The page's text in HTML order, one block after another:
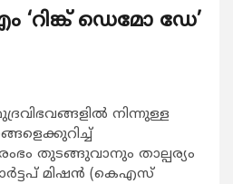
ഡെമോ ഡേ’
നിന്നുള്ള
തുടങ്ങുവാനും താല്പര്യം
മിഷന്‍ (കെഎസ്